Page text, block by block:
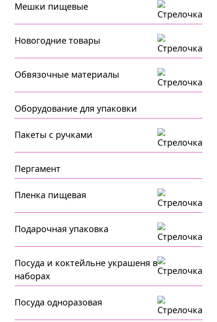
Мешки пищевые
Новогодние товары
Обвязочные материалы
Оборудование для упаковки
Пакеты с ручками
Пергамент
Пленка пищевая
Подарочная упаковка
Посуда и коктейльне украшеня в
наборах
Посуда одноразовая